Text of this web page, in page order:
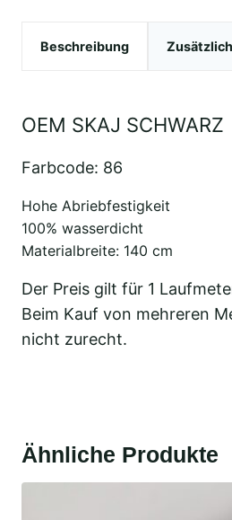
Beschreibung
OEM SKAJ SCHWARZ
Farbcode: 86
Hohe Abriebfestigkeit
100% wasserdicht
Materialbreite: 140 cm
Der Preis gilt für 1
Beim Kauf von mehreren
nicht zurecht.
Ähnliche Produkte